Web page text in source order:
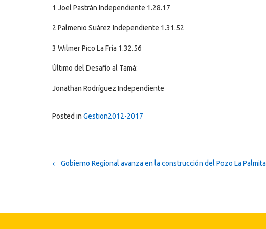
1 Joel Pastrán Independiente 1.28.17
2 Palmenio Suárez Independiente 1.31.52
3 Wilmer Pico La Fría 1.32.56
Último del Desafío al Tamá:
Jonathan Rodríguez Independiente
Posted in Gestion2012-2017
Post
← Gobierno Regional avanza en la construcción del Pozo La Palmita